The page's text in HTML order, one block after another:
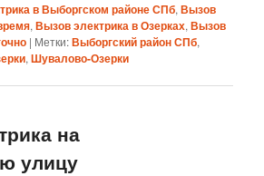
в Выборгском районе СПб,Вызов
,Вызов электрика в Озерках,Вызов
| Метки:Выборгский район СПб,
,Шувалово-Озерки
на
улицу